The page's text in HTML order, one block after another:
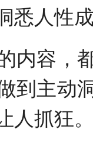
悉人性
内容，
到主动
人抓狂